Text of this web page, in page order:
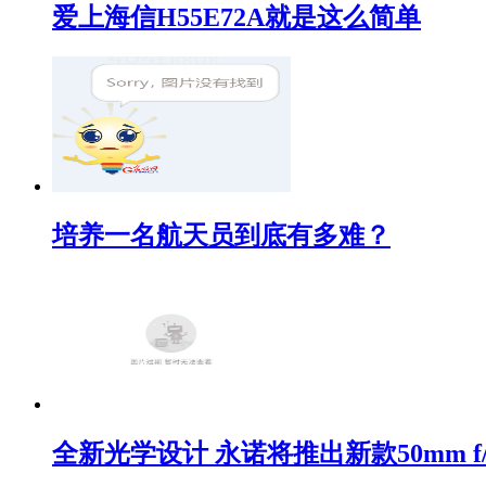
爱上海信H55E72A就是这么简单
培养一名航天员到底有多难？
全新光学设计 永诺将推出新款50mm